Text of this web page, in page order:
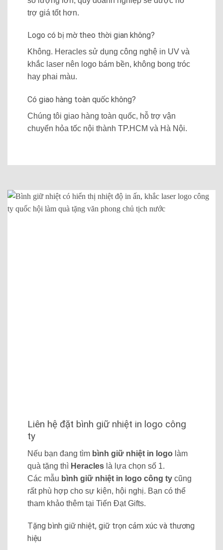
trợ giá tốt hơn.
Logo có bị mờ theo thời gian không?
Không. Heracles sử dụng công nghệ in UV và
khắc laser nên logo bám bền, không bong tróc
hay phai màu.
Có giao hàng toàn quốc không?
Chúng tôi giao hàng toàn quốc, hỗ trợ vận
chuyển hỏa tốc nội thành TP.HCM và Hà Nội.
Liên hệ đặt bình giữ nhiệt in logo công
ty
Nếu bạn đang tìm bình giữ nhiệt in logo làm
quà tặng thì Heracles là lựa chọn số 1.
Các mẫu bình giữ nhiệt in logo công ty cũng
rất phù hợp cho sự kiện, hội nghị. Bạn có thể
tham khảo thêm tại Tiến Đạt Gifts.
Tặng bình giữ nhiệt, giữ trọn cảm xúc và thương
hiệu